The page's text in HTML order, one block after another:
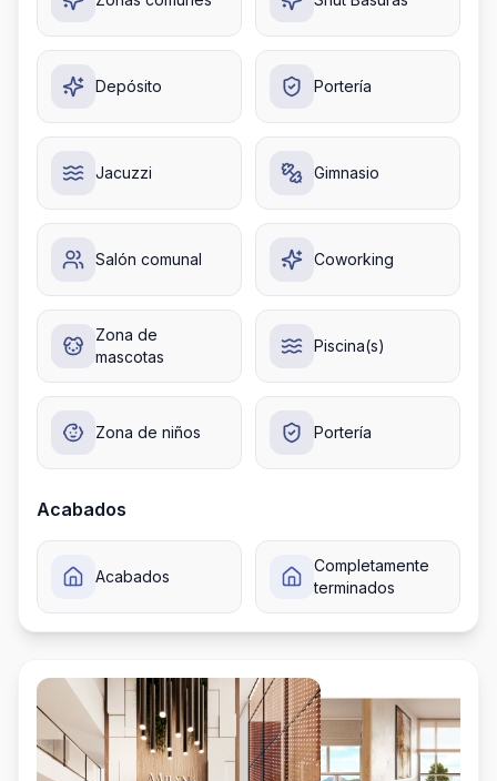
Depósito Portería
Jacuzzi Gimnasio
Salón comunal Coworking
Zona de
mascotas
Piscina(s)
Zona de niños Portería
Acabados
Acabados
Completamente
terminados